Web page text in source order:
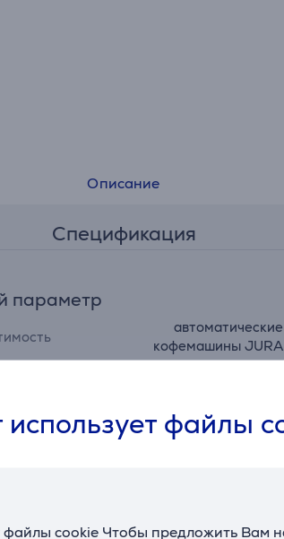
файлы
файлы cookie Чтобы предложить Вам
Описание
Спецификация
параметр
автоматические
кофемашины JURA